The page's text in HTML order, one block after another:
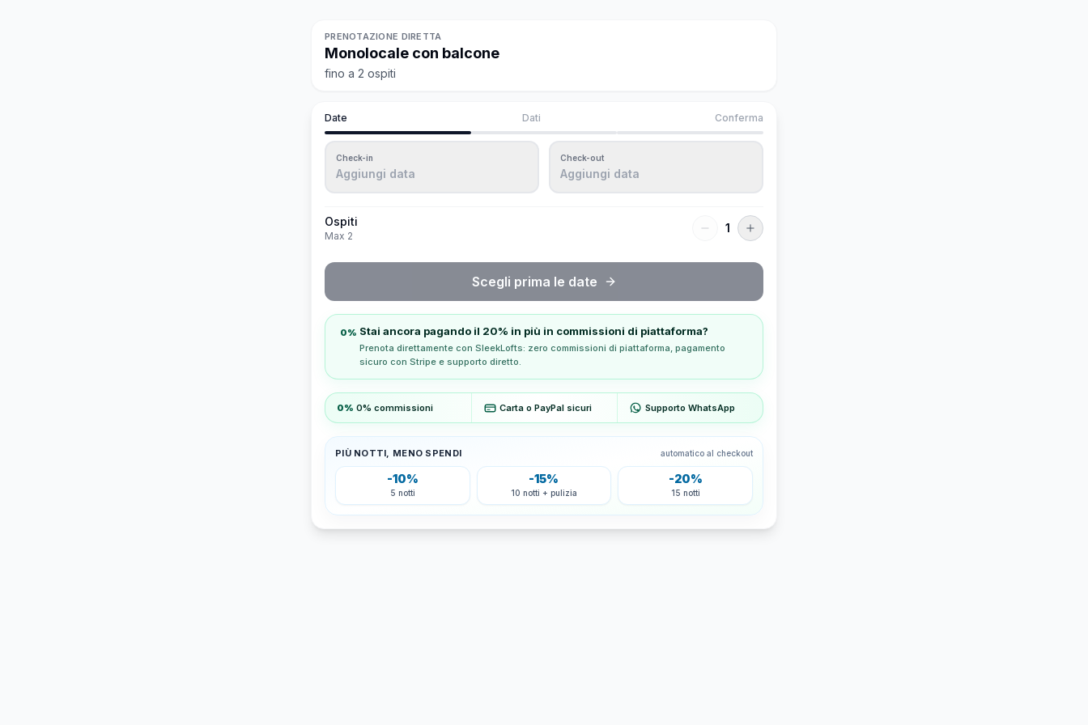
PRENOTAZIONE DIRETTA
Monolocale con balcone
fino a 2 ospiti
Date Dati Conferma
Check-in
Aggiungi data
Check-out
Aggiungi data
Ospiti
Max 2
1
Scegli prima le date
0% Stai ancora pagando il 20% in più in commissioni di piattaforma?
Prenota direttamente con SleekLofts: zero commissioni di piattaforma, pagamento
sicuro con Stripe e supporto diretto.
0% 0% commissioni Carta o PayPal sicuri Supporto WhatsApp
PIÙ NOTTI, MENO SPENDI automatico al checkout
-10%
5 notti
-15%
10 notti + pulizia
-20%
15 notti